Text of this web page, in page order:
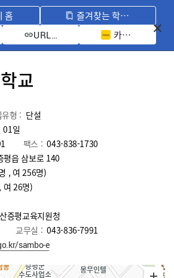
홈
즐겨찾는 학교 모아보기
URL 복사 카카오톡 공유
교
형 : 단설
01일
팩스 : 043-838-1730
평읍 삼보로 140
, 여 256명)
여 26명)
증평교육지원청
교무실 : 043-836-7991
sambo-e